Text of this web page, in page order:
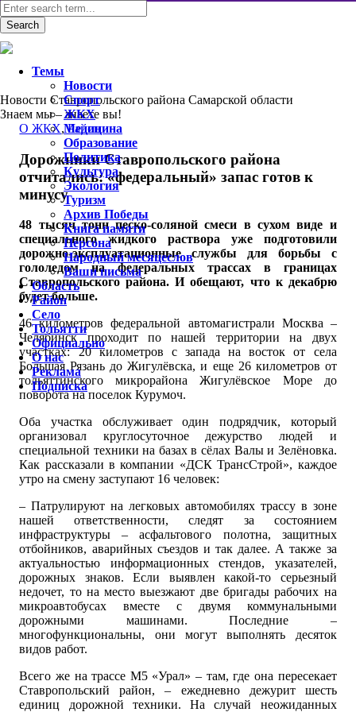
Новости Ставропольского района Самарской области
Знаем мы – знаете вы!
О ЖКХ,Район
Дорожники Ставропольского района
отчитались: «федеральный» запас готов к
минусу
48 тысяч тонн песко-соляной смеси в сухом виде и
специального жидкого раствора уже подготовили
дорожно-эксплуатационные службы для борьбы с
гололедом на федеральных трассах в границах
Ставропольского района. И обещают, что к декабрю
будет больше.
46 километров федеральной автомагистрали Москва –
Челябинск проходит по нашей территории на двух
участках: 20 километров с запада на восток от села
Большая Рязань до Жигулёвска, и еще 26 километров от
тольяттинского микрорайона Жигулёвское Море до
поворота на поселок Курумоч.
Оба участка обслуживает один подрядчик, который
организовал круглосуточное дежурство людей и
специальной техники на базах в сёлах Валы и Зелёновка.
Как рассказали в компании «ДСК ТрансСтрой», каждое
утро на смену заступают 16 человек:
– Патрулируют на легковых автомобилях трассу в зоне
нашей ответственности, следят за состоянием
инфраструктуры – асфальтового полотна, защитных
отбойников, аварийных съездов и так далее. А также за
актуальностью информационных стендов, указателей,
дорожных знаков. Если выявлен какой-то серьезный
недочет, то на место выезжают две бригады рабочих на
микроавтобусах вместе с двумя коммунальными
дорожными машинами. Последние –
многофункциональны, они могут выполнять десяток
видов работ.
Всего же на трассе М5 «Урал» – там, где она пересекает
Ставропольский район, – ежедневно дежурит шесть
единиц дорожной техники. На случай неожиданных
Темы
Новости
Спорт
ЖКХ
Медицина
Образование
Политика
Культура
Экология
Туризм
Архив Победы
Книга памяти
Персона
Народный месяцеслов
Ваши письма
Область
Район
Село
Тольятти
Официально
О нас
Реклама
Подписка